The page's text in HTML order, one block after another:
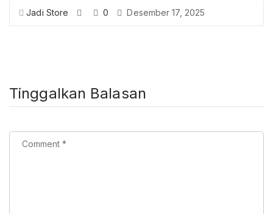
Jadi Store 0 Desember 17, 2025
Tinggalkan Balasan